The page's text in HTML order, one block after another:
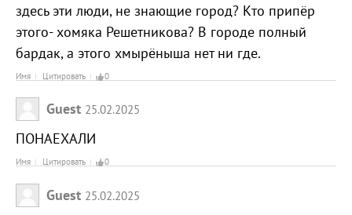
здесь эти люди, не знающие город? Кто припёр
этого- хомяка Решетникова? В городе полный
бардак, а этого хмырёныша нет ни где.
Имя Цитировать 0
Guest 25.02.2025
ПОНАЕХАЛИ
Имя Цитировать 0
Guest 25.02.2025